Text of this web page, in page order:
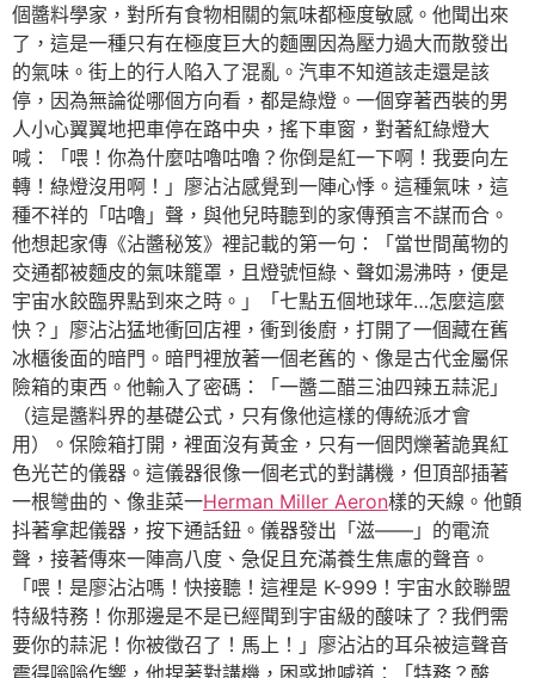
個醬料學家，對所有食物相關的氣味都極度敏感。他聞出來
了，這是一種只有在極度巨大的麵團因為壓力過大而散發出
的氣味。街上的行人陷入了混亂。汽車不知道該走還是該
停，因為無論從哪個方向看，都是綠燈。一個穿著西裝的男
人小心翼翼地把車停在路中央，搖下車窗，對著紅綠燈大
喊：「喂！你為什麼咕嚕咕嚕？你倒是紅一下啊！我要向左
轉！綠燈沒用啊！」廖沾沾感覺到一陣心悸。這種氣味，這
種不祥的「咕嚕」聲，與他兒時聽到的家傳預言不謀而合。
他想起家傳《沾醬秘笈》裡記載的第一句：「當世間萬物的
交通都被麵皮的氣味籠罩，且燈號恒綠、聲如湯沸時，便是
宇宙水餃臨界點到來之時。」「七點五個地球年…怎麼這麼
快？」廖沾沾猛地衝回店裡，衝到後廚，打開了一個藏在舊
冰櫃後面的暗門。暗門裡放著一個老舊的、像是古代金屬保
險箱的東西。他輸入了密碼：「一醬二醋三油四辣五蒜泥」
（這是醬料界的基礎公式，只有像他這樣的傳統派才會
用）。保險箱打開，裡面沒有黃金，只有一個閃爍著詭異紅
色光芒的儀器。這儀器很像一個老式的對講機，但頂部插著
一根彎曲的、像韭菜一Herman Miller Aeron樣的天線。他顫
抖著拿起儀器，按下通話鈕。儀器發出「滋——」的電流
聲，接著傳來一陣高八度、急促且充滿養生焦慮的聲音。
「喂！是廖沾沾嗎！快接聽！這裡是 K-999！宇宙水餃聯盟
特級特務！你那邊是不是已經聞到宇宙級的酸味了？我們需
要你的蒜泥！你被徵召了！馬上！」廖沾沾的耳朵被這聲音
震得嗡嗡作響，他捏著對講機，困惑地喊道：「特務？酸